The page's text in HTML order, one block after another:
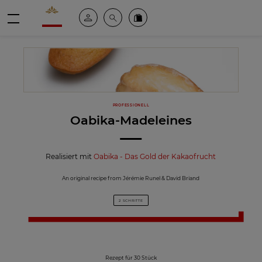
Valrhona - Imaginons le meilleur du chocolat
Mein kontoSuche Valrhona Collection
PROFESSIONELL
Oabika-Madeleines
Realisiert mitOabika - Das Gold der Kakaofrucht
An original recipe from Jérémie Runel & David Briand
2 SCHRITTE
Rezept für 30 Stück